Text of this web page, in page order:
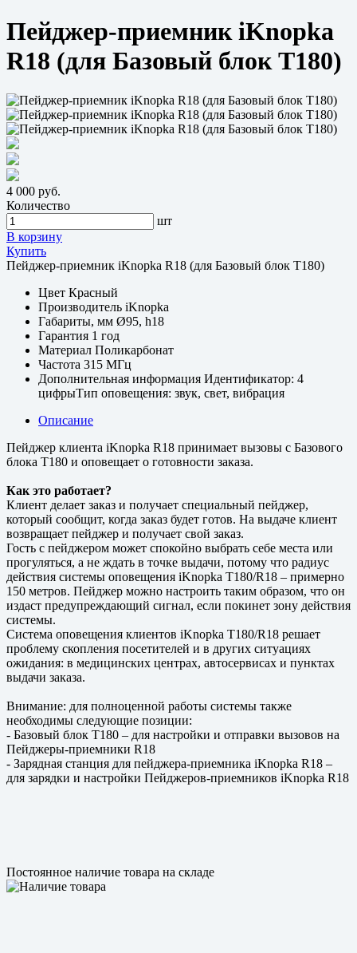
Пейджер-приемник iKnopka
R18 (для Базовый блок T180)
4 000 руб.
Количество
шт
В корзину
Купить
Пейджер-приемник iKnopka R18 (для Базовый блок T180)
Цвет Красный
Производитель iKnopka
Габариты, мм Ø95, h18
Гарантия 1 год
Материал Поликарбонат
Частота 315 МГц
Дополнительная информация Идентификатор: 4
цифрыТип оповещения: звук, свет, вибрация
Описание
Пейджер клиента iKnopka R18 принимает вызовы с Базового
блока T180 и оповещает о готовности заказа.
Как это работает?
Клиент делает заказ и получает специальный пейджер,
который сообщит, когда заказ будет готов. На выдаче клиент
возвращает пейджер и получает свой заказ.
Гость с пейджером может спокойно выбрать себе места или
прогуляться, а не ждать в точке выдачи, потому что радиус
действия системы оповещения iKnopka T180/R18 – примерно
150 метров. Пейджер можно настроить таким образом, что он
издаст предупреждающий сигнал, если покинет зону действия
системы.
Система оповещения клиентов iKnopka T180/R18 решает
проблему скопления посетителей и в других ситуациях
ожидания: в медицинских центрах, автосервисах и пунктах
выдачи заказа.
Внимание: для полноценной работы системы также
необходимы следующие позиции:
- Базовый блок T180 – для настройки и отправки вызовов на
Пейджеры-приемники R18
- Зарядная станция для пейджера-приемника iKnopka R18 –
для зарядки и настройки Пейджеров-приемников iKnopka R18
Постоянное наличие товара на складе